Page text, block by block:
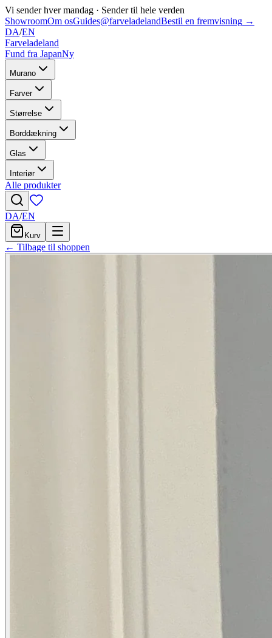
Vi sender hver mandag · Sender til hele verden
ShowroomOm osGuides@farveladelandBestil en fremvisning →
DA/EN
Farveladeland
Fund fra JapanNy
Murano
Farver
Størrelse
Borddækning
Glas
Interiør
Alle produkter
DA/EN
Kurv
← Tilbage til shoppen